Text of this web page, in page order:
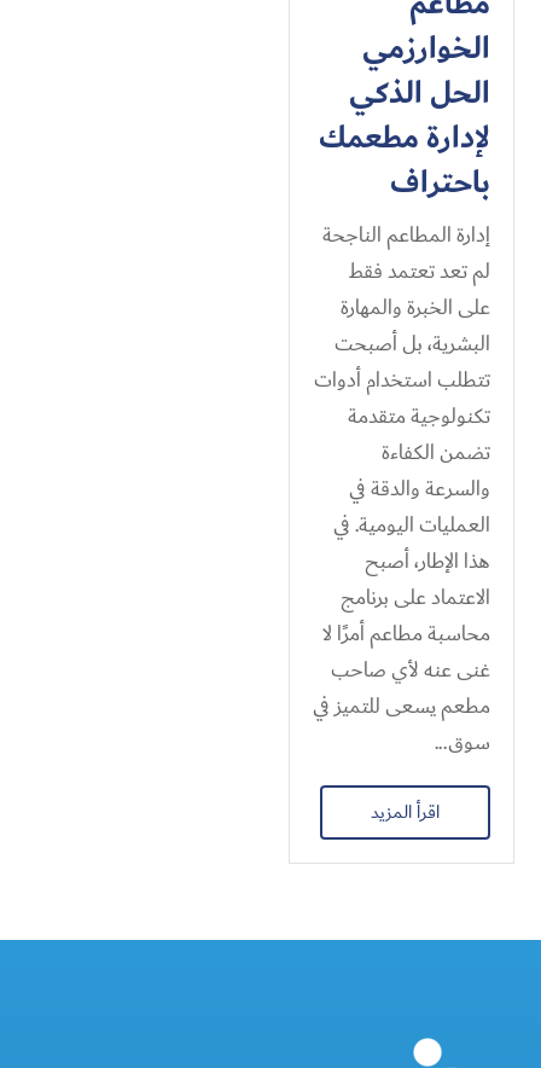
الخوارزمي
الحل الذكي
لإدارة مطعمك
باحتراف
إدارة المطاعم الناجحة
لم تعد تعتمد فقط
على الخبرة والمهارة
البشرية، بل أصبحت
تتطلب استخدام أدوات
تكنولوجية متقدمة
تضمن الكفاءة
والسرعة والدقة في
العمليات اليومية. في
هذا الإطار، أصبح
الاعتماد على برنامج
محاسبة مطاعم أمرًا لا
غنى عنه لأي صاحب
مطعم يسعى للتميز في
سوق...
اقرأ المزيد